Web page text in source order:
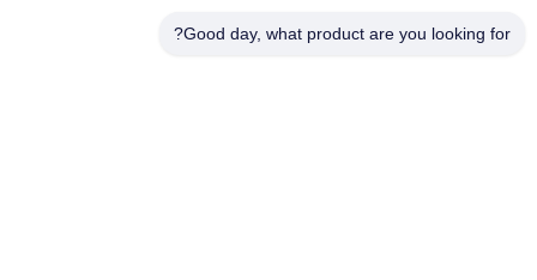
Good day, what product are you looking for?